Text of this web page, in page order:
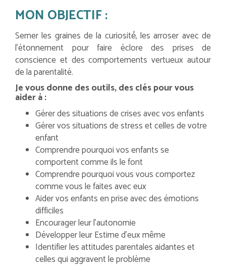
MON OBJECTIF :
Semer les graines de la curiosité́, les arroser avec de
l’étonnement pour faire éclore des prises de
conscience et des comportements vertueux autour
de la parentalité.
Je vous donne des outils, des clés pour vous
aider à :
Gérer des situations de crises avec vos enfants
Gérer vos situations de stress et celles de votre
enfant
Comprendre pourquoi vos enfants se
comportent comme ils le font
Comprendre pourquoi vous vous comportez
comme vous le faites avec eux
Aider vos enfants en prise avec des émotions
difficiles
Encourager leur l’autonomie
Développer leur Estime d’eux même
Identifier les attitudes parentales aidantes et
celles qui aggravent le problème